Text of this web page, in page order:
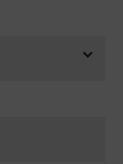
vollen Kursgebühr
für die
oder